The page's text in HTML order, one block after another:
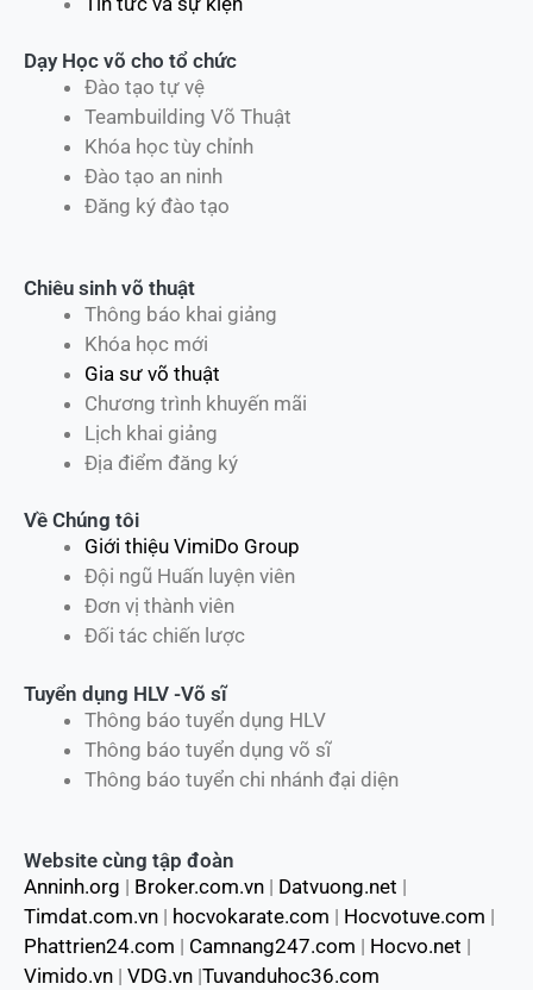
Dạy Học võ cho tổ chức
Đào tạo tự vệ
Teambuilding Võ Thuật
Khóa học tùy chỉnh
Đào tạo an ninh
Đăng ký đào tạo
Chiêu sinh võ thuật
Thông báo khai giảng
Khóa học mới
Gia sư võ thuật
Chương trình khuyến mãi
Lịch khai giảng
Địa điểm đăng ký
Về Chúng tôi
Giới thiệu VimiDo Group
Đội ngũ Huấn luyện viên
Đơn vị thành viên
Đối tác chiến lược
Tuyển dụng HLV -Võ sĩ
Thông báo tuyển dụng HLV
Thông báo tuyển dụng võ sĩ
Thông báo tuyển chi nhánh đại diện
Website cùng tập đoàn
Anninh.org | Broker.com.vn | Datvuong.net |
Timdat.com.vn | hocvokarate.com | Hocvotuve.com |
Phattrien24.com | Camnang247.com | Hocvo.net |
Vimido.vn | VDG.vn |Tuvanduhoc36.com